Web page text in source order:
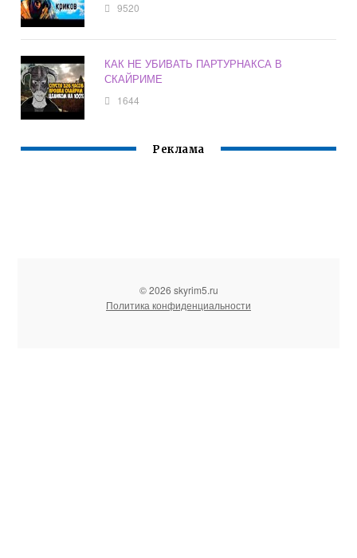
9520
КАК НЕ УБИВАТЬ ПАРТУРНАКСА В
СКАЙРИМЕ
1644
Реклама
© 2026 skyrim5.ru
Политика конфиденциальности